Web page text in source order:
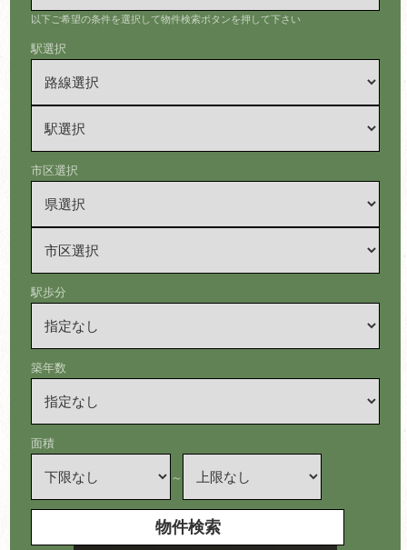
以下ご希望の条件を選択して物件検索ボタンを押して下さい
駅選択
市区選択
駅歩分
築年数
面積
～